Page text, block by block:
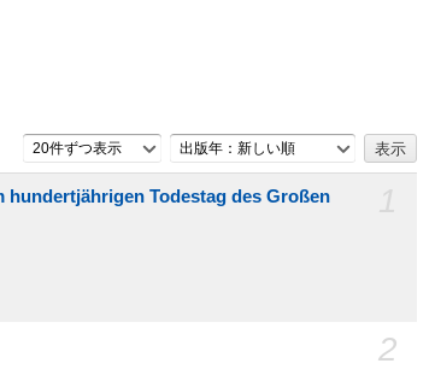
20件ずつ表示 出版年：新しい順
hundertjährigen Todestag des Großen
2